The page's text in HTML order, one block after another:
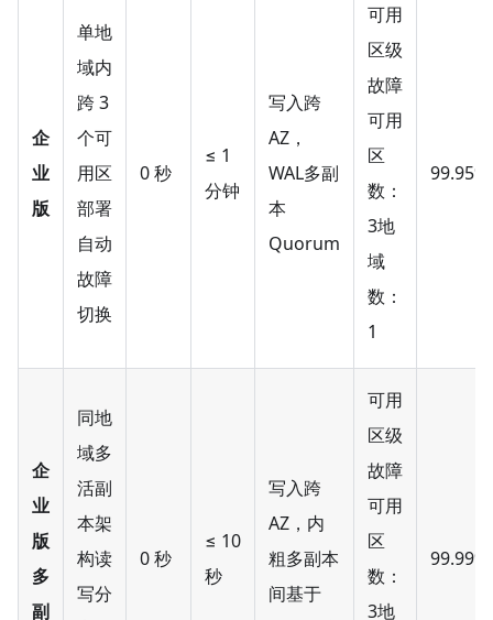
企
业
版
单地
域内
跨 3
个可
用区
部署
自动
故障
切换
0 秒
≤ 1
分钟
写入跨
AZ，
WAL多副
本
Quorum
可用
区级
故障
可用
区
数：
3地
域
数：
1
99.95%
企
业
版
多
副
同地
域多
活副
本架
构读
写分
0 秒
≤ 10
秒
写入跨
AZ，内
粗多副本
间基于
可用
区级
故障
可用
区
数：
3地
99.99%